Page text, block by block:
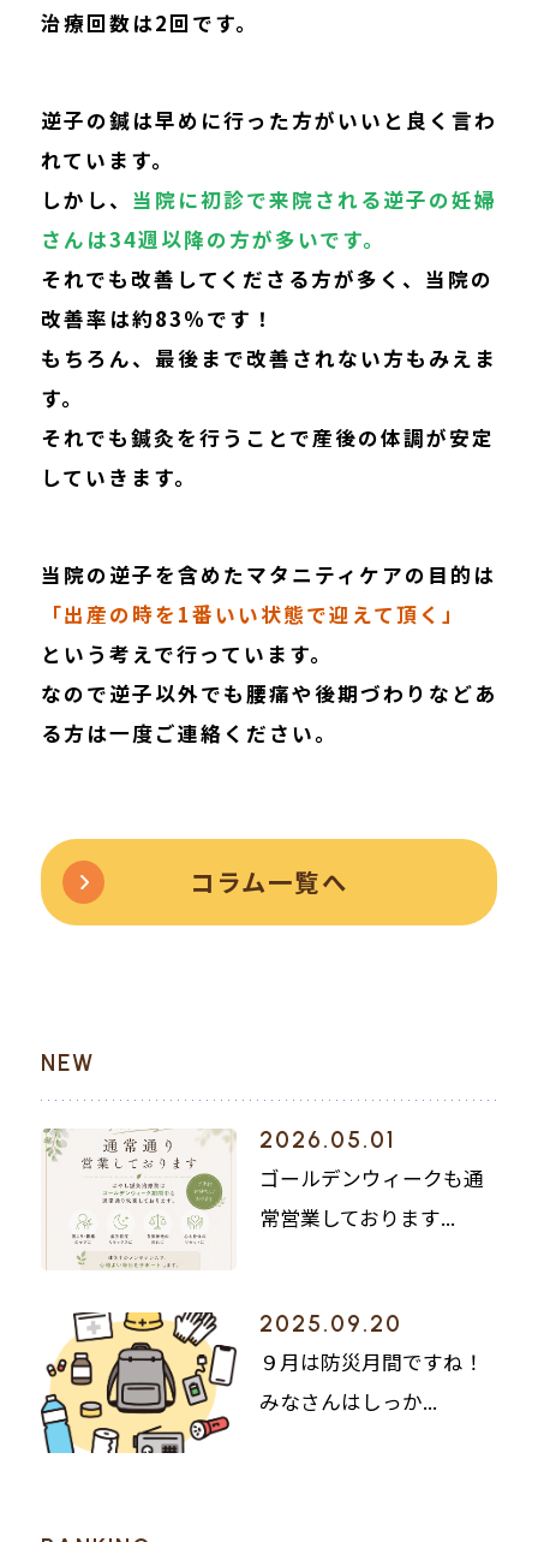
治療回数は2回です。
逆子の鍼は早めに行った方がいいと良く言わ
れています。
しかし、 当院に初診で来院される逆子の妊婦
さんは34週以降の方が多いです。
それでも改善してくださる方が多く、当院の
改善率は約83％です！
もちろん、最後まで改善されない方もみえま
す。
それでも鍼灸を行うことで産後の体調が安定
していきます。
当院の逆子を含めたマタニティケアの目的は
「出産の時を1番いい状態で迎えて頂く」
という考えで行っています。
なので逆子以外でも腰痛や後期づわりなどあ
る方は一度ご連絡ください。
コラム一覧へ
NEW
2026.05.01
ゴールデンウィークも通
常営業しております...
2025.09.20
９月は防災月間ですね！
みなさんはしっか...